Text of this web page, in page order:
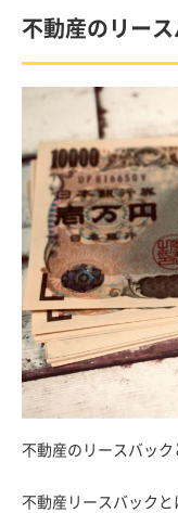
不動産のリー
不動産のリースバック
不動産リースバック